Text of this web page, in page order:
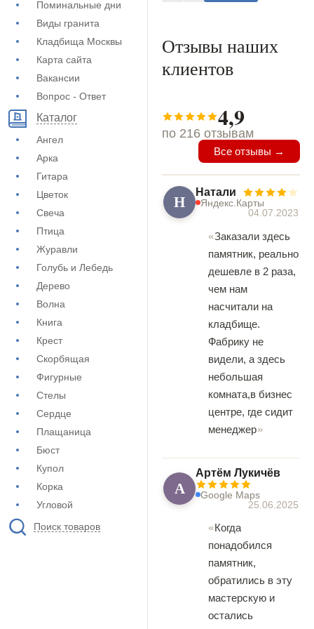
Поминальные дни
Виды гранита
Кладбища Москвы
Карта сайта
Вакансии
Вопрос - Ответ
Каталог
Ангел
Арка
Гитара
Цветок
Свеча
Птица
Журавли
Голубь и Лебедь
Дерево
Волна
Книга
Крест
Скорбящая
Фигурные
Стелы
Сердце
Плащаница
Бюст
Купол
Корка
Угловой
Поиск товаров
Отзывы наших
клиентов
4,9
по 216 отзывам
Все отзывы →
Н Натали
Яндекс.Карты
04.07.2023
Заказали здесь
памятник, реально
дешевле в 2 раза,
чем нам
насчитали на
кладбище.
Фабрику не
видели, а здесь
небольшая
комната,в бизнес
центре, где сидит
менеджер
А
Артём Лукичёв
Google Maps
25.06.2025
Когда
понадобился
памятник,
обратились в эту
мастерскую и
остались